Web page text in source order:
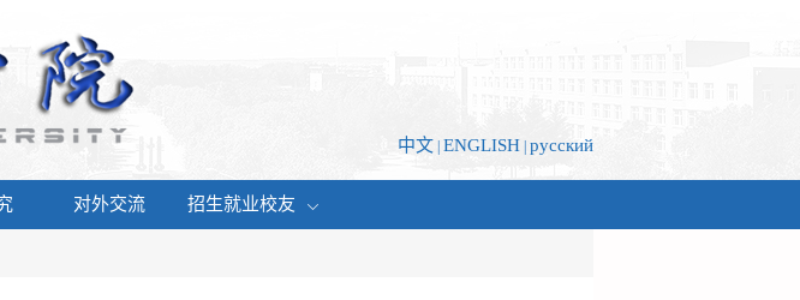
中文 ENGLISH русский
对外交流 招生就业校友